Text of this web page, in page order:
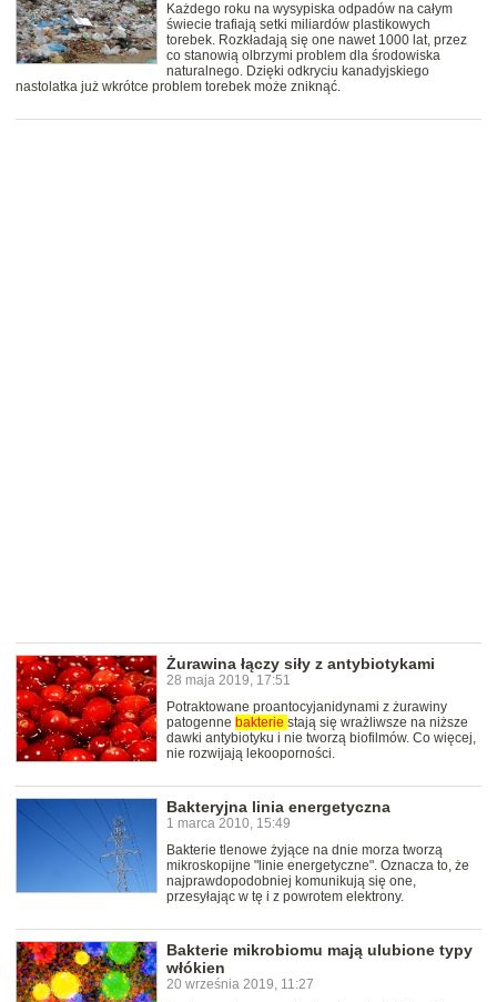
Każdego roku na wysypiska odpadów na całym
świecie trafiają setki miliardów plastikowych
torebek. Rozkładają się one nawet 1000 lat, przez
co stanowią olbrzymi problem dla środowiska
naturalnego. Dzięki odkryciu kanadyjskiego
nastolatka już wkrótce problem torebek może zniknąć.
Żurawina łączy siły z antybiotykami
28 maja 2019, 17:51
Potraktowane proantocyjanidynami z żurawiny
patogenne bakterie stają się wrażliwsze na niższe
dawki antybiotyku i nie tworzą biofilmów. Co więcej,
nie rozwijają lekooporności.
Bakteryjna linia energetyczna
1 marca 2010, 15:49
Bakterie tlenowe żyjące na dnie morza tworzą
mikroskopijne "linie energetyczne". Oznacza to, że
najprawdopodobniej komunikują się one,
przesyłając w tę i z powrotem elektrony.
Bakterie mikrobiomu mają ulubione typy
włókien
20 września 2019, 11:27